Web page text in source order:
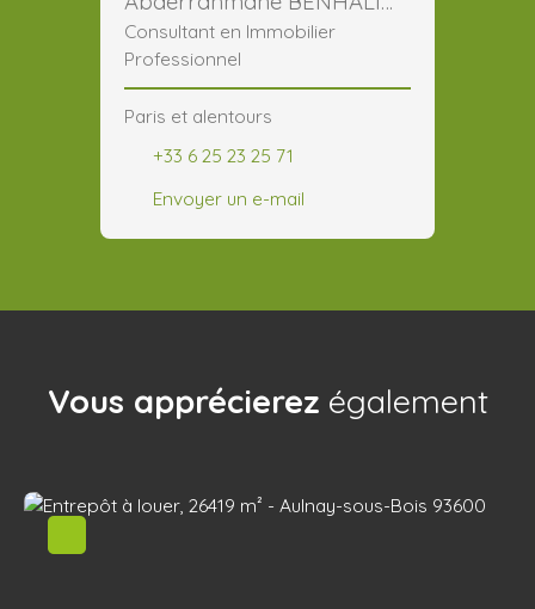
Consultant en Immobilier
Professionnel
Paris et alentours
+33 6 25 23 25 71
Envoyer un e-mail
Vous apprécierez également